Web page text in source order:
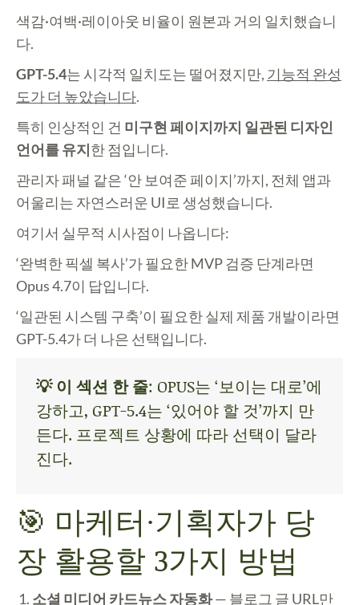
색감·여백·레이아웃 비율이 원본과 거의 일치했습니
다.
GPT-5.4는 시각적 일치도는 떨어졌지만, 기능적 완성
도가 더 높았습니다.
특히 인상적인 건 미구현 페이지까지 일관된 디자인
언어를 유지한 점입니다.
관리자 패널 같은 ‘안 보여준 페이지’까지, 전체 앱과
어울리는 자연스러운 UI로 생성했습니다.
여기서 실무적 시사점이 나옵니다:
‘완벽한 픽셀 복사’가 필요한 MVP 검증 단계라면
Opus 4.7이 답입니다.
‘일관된 시스템 구축’이 필요한 실제 제품 개발이라면
GPT-5.4가 더 나은 선택입니다.
💡 이 섹션 한 줄: OPUS는 ‘보이는 대로’에
강하고, GPT-5.4는 ‘있어야 할 것’까지 만
든다. 프로젝트 상황에 따라 선택이 달라
진다.
🎯 마케터·기획자가 당
장 활용할 3가지 방법
소셜 미디어 카드뉴스 자동화— 블로그 글 URL만